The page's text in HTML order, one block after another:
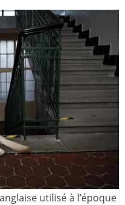
utilisé à l’époque